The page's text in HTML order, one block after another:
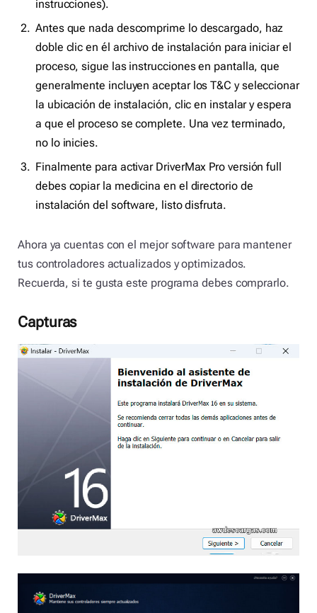
instrucciones).
Antes que nada descomprime lo descargado, haz
doble clic en él archivo de instalación para iniciar el
proceso, sigue las instrucciones en pantalla, que
generalmente incluyen aceptar los T&C y seleccionar
la ubicación de instalación, clic en instalar y espera
a que el proceso se complete. Una vez terminado,
no lo inicies.
Finalmente para activar DriverMax Pro versión full
debes copiar la medicina en el directorio de
instalación del software, listo disfruta.
Ahora ya cuentas con el mejor software para mantener
tus controladores actualizados y optimizados.
Recuerda, si te gusta este programa debes comprarlo.
Capturas